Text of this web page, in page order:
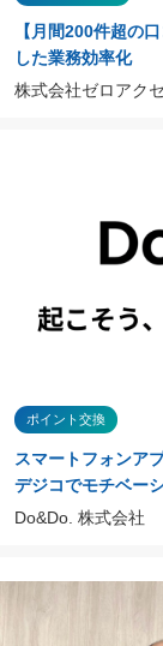
【月間200件超の
した業務効率化
株式会社ゼロアク
ポイント交換
スマートフォンア
デジコでモチベー
Do&Do. 株式会社